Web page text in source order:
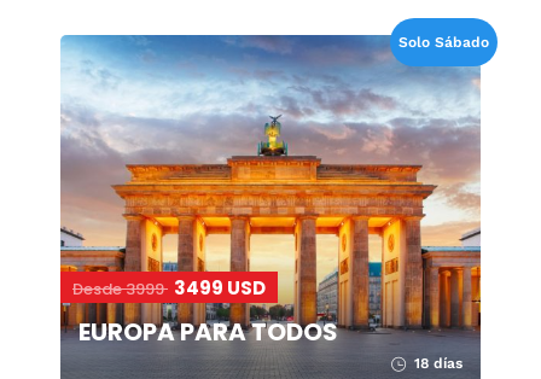
Solo Sábado
Desde 3999 3499 USD
EUROPA PARA TODOS
18 días